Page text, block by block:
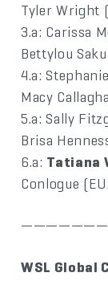
Tyler Wright
3.a: Carissa
Bettylou
4.a:
Macy
5.a: Sally
Brisa
6.a: Tatiana
Conlogue
WSL Global